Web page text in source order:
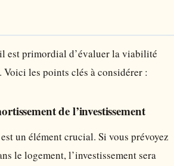
est primordial d’évaluer la viabilité
les points clés à considérer :
de l’investissement
un élément crucial. Si vous prévoyez
le logement, l’investissement sera